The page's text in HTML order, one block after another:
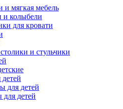
и мягкая мебель
и колыбели
для кровати
и стульчики
для детей
детей